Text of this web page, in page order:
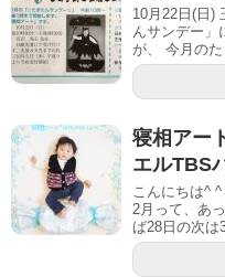
10月22日(日)
んサンデー」
が、 今月の
寝相アー
エルTBS
こんにちは^
2月って、あ
ば28日の次は